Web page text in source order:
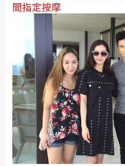
間指定按摩